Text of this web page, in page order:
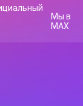
Мы в
MAX